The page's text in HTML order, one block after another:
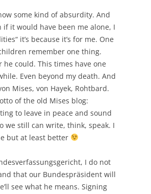
some kind of absurdity. And
if it would have been me alone, I
it’s because it’s for me. One
remember one thing.
could. This times have one
Even beyond my death. And
Mises, von Hayek, Rohtbard.
of the old Mises blog:
to leave in peace and sound
we still can write, think, speak. I
but at least better
I do not
that our Bundespräsident will
see what he means. Signing